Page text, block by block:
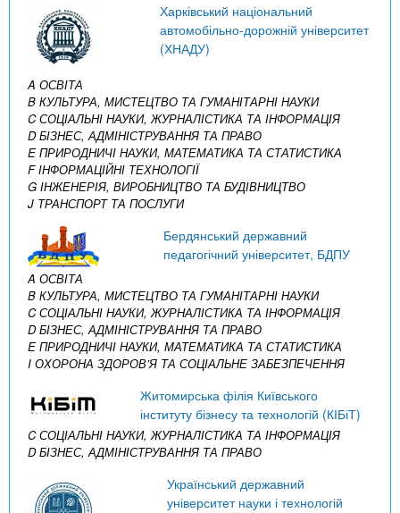
Харківський національний
автомобільно-дорожній університет
(ХНАДУ)
A ОСВІТА
B КУЛЬТУРА, МИСТЕЦТВО ТА ГУМАНІТАРНІ НАУКИ
C СОЦІАЛЬНІ НАУКИ, ЖУРНАЛІСТИКА ТА ІНФОРМАЦІЯ
D БІЗНЕС, АДМІНІСТРУВАННЯ ТА ПРАВО
E ПРИРОДНИЧІ НАУКИ, МАТЕМАТИКА ТА СТАТИСТИКА
F ІНФОРМАЦІЙНІ ТЕХНОЛОГІЇ
G ІНЖЕНЕРІЯ, ВИРОБНИЦТВО ТА БУДІВНИЦТВО
J ТРАНСПОРТ ТА ПОСЛУГИ
Бердянський державний
педагогічний університет, БДПУ
A ОСВІТА
B КУЛЬТУРА, МИСТЕЦТВО ТА ГУМАНІТАРНІ НАУКИ
C СОЦІАЛЬНІ НАУКИ, ЖУРНАЛІСТИКА ТА ІНФОРМАЦІЯ
D БІЗНЕС, АДМІНІСТРУВАННЯ ТА ПРАВО
E ПРИРОДНИЧІ НАУКИ, МАТЕМАТИКА ТА СТАТИСТИКА
I ОХОРОНА ЗДОРОВ’Я ТА СОЦІАЛЬНЕ ЗАБЕЗПЕЧЕННЯ
Житомирська філія Київського
інституту бізнесу та технологій (КІБіТ)
C СОЦІАЛЬНІ НАУКИ, ЖУРНАЛІСТИКА ТА ІНФОРМАЦІЯ
D БІЗНЕС, АДМІНІСТРУВАННЯ ТА ПРАВО
Український державний
університет науки і технологій